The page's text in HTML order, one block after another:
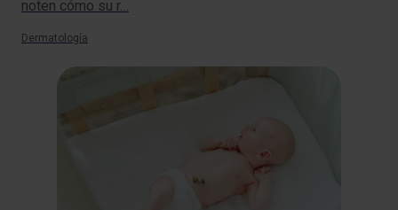
noten cómo su r…
Dermatología